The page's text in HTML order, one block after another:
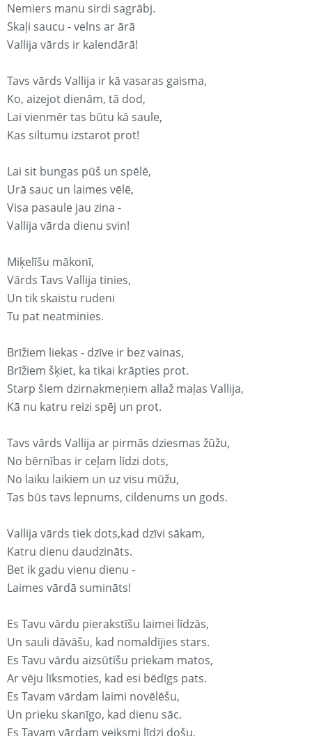
Nemiers manu sirdi sagrābj.
Skaļi saucu - velns ar ārā
Vallija vārds ir kalendārā!
Tavs vārds Vallija ir kā vasaras gaisma,
Ko, aizejot dienām, tā dod,
Lai vienmēr tas būtu kā saule,
Kas siltumu izstarot prot!
Lai sit bungas pūš un spēlē,
Urā sauc un laimes vēlē,
Visa pasaule jau zina -
Vallija vārda dienu svin!
Miķelīšu mākonī,
Vārds Tavs Vallija tinies,
Un tik skaistu rudeni
Tu pat neatminies.
Brīžiem liekas - dzīve ir bez vainas,
Brīžiem šķiet, ka tikai krāpties prot.
Starp šiem dzirnakmeņiem allaž maļas Vallija,
Kā nu katru reizi spēj un prot.
Tavs vārds Vallija ar pirmās dziesmas žūžu,
No bērnības ir ceļam līdzi dots,
No laiku laikiem un uz visu mūžu,
Tas būs tavs lepnums, cildenums un gods.
Vallija vārds tiek dots,kad dzīvi sākam,
Katru dienu daudzināts.
Bet ik gadu vienu dienu -
Laimes vārdā sumināts!
Es Tavu vārdu pierakstīšu laimei līdzās,
Un sauli dāvāšu, kad nomaldījies stars.
Es Tavu vārdu aizsūtīšu priekam matos,
Ar vēju līksmoties, kad esi bēdīgs pats.
Es Tavam vārdam laimi novēlēšu,
Un prieku skanīgo, kad dienu sāc.
Es Tavam vārdam veiksmi līdzi došu,